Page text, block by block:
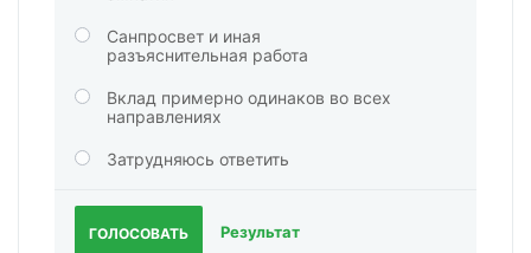
Санпросвет и иная
разъяснительная работа
Вклад примерно одинаков во всех
направлениях
Затрудняюсь ответить
ГОЛОСОВАТЬ Результат